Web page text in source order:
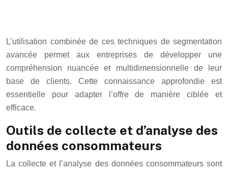
L’utilisation combinée de ces techniques de segmentation
avancée permet aux entreprises de développer une
compréhension nuancée et multidimensionnelle de leur
base de clients. Cette connaissance approfondie est
essentielle pour adapter l’offre de manière ciblée et
efficace.
Outils de collecte et d’analyse des
données consommateurs
La collecte et l’analyse des données consommateurs sont